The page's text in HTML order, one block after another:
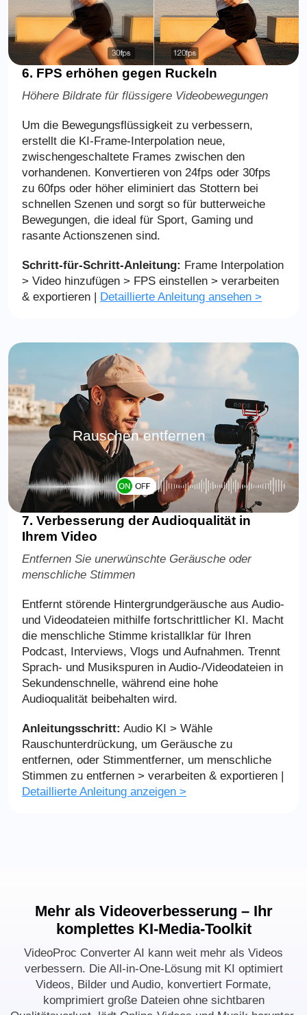
6. FPS erhöhen gegen Ruckeln
Höhere Bildrate für flüssigere Videobewegungen
Um die Bewegungsflüssigkeit zu verbessern,
erstellt die KI-Frame-Interpolation neue,
zwischengeschaltete Frames zwischen den
vorhandenen. Konvertieren von 24fps oder 30fps
zu 60fps oder höher eliminiert das Stottern bei
schnellen Szenen und sorgt so für butterweiche
Bewegungen, die ideal für Sport, Gaming und
rasante Actionszenen sind.
Schritt-für-Schritt-Anleitung: Frame Interpolation
> Video hinzufügen > FPS einstellen > verarbeiten
& exportieren |
Detaillierte Anleitung ansehen >
Rauschen entfernen
7. Verbesserung der Audioqualität in
Ihrem Video
Entfernen Sie unerwünschte Geräusche oder
menschliche Stimmen
Entfernt störende Hintergrundgeräusche aus Audio-
und Videodateien mithilfe fortschrittlicher KI. Macht
die menschliche Stimme kristallklar für Ihren
Podcast, Interviews, Vlogs und Aufnahmen. Trennt
Sprach- und Musikspuren in Audio-/Videodateien in
Sekundenschnelle, während eine hohe
Audioqualität beibehalten wird.
Anleitungsschritt: Audio KI > Wähle
Rauschunterdrückung, um Geräusche zu
entfernen, oder Stimmentferner, um menschliche
Stimmen zu entfernen > verarbeiten & exportieren |
Detaillierte Anleitung anzeigen >
Mehr als Videoverbesserung – Ihr
komplettes KI-Media-Toolkit
VideoProc Converter AI kann weit mehr als Videos
verbessern. Die All-in-One-Lösung mit KI optimiert
Videos, Bilder und Audio, konvertiert Formate,
komprimiert große Dateien ohne sichtbaren